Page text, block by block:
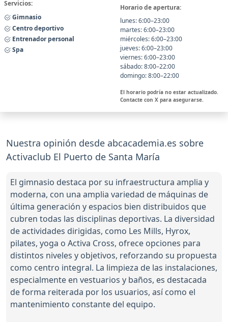
Servicios:
Gimnasio
Centro deportivo
Entrenador personal
Spa
Horario de apertura:
lunes: 6:00–23:00
martes: 6:00–23:00
miércoles: 6:00–23:00
jueves: 6:00–23:00
viernes: 6:00–23:00
sábado: 8:00–22:00
domingo: 8:00–22:00
El horario podría no estar actualizado.
Contacte con X para asegurarse.
Nuestra opinión desde abcacademia.es sobre
Activaclub El Puerto de Santa María
El gimnasio destaca por su infraestructura amplia y
moderna, con una amplia variedad de máquinas de
última generación y espacios bien distribuidos que
cubren todas las disciplinas deportivas. La diversidad
de actividades dirigidas, como Les Mills, Hyrox,
pilates, yoga o Activa Cross, ofrece opciones para
distintos niveles y objetivos, reforzando su propuesta
como centro integral. La limpieza de las instalaciones,
especialmente en vestuarios y baños, es destacada
de forma reiterada por los usuarios, así como el
mantenimiento constante del equipo.